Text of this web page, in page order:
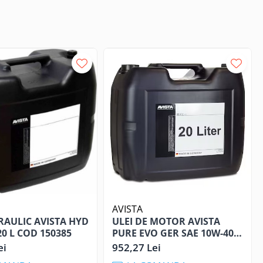
SEO necesare.
și sistemele hidraulice ale utilajelor de construcții și
ideală pentru lubrifierea transmisiilor, comenzilor finale,
schimbări de viteze line, o funcționare eficientă și o
AVISTA HYD
L COD 150385
AVISTA
ULEI DE MOTOR AVISTA
PURE EVO GER SAE 10W-40 -
20 L COD 150426
952,27 Lei